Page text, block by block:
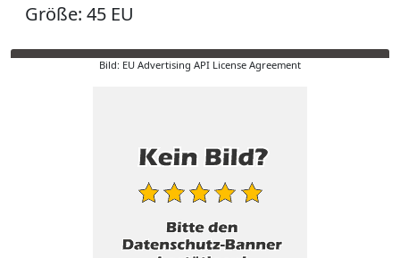
Größe: 45 EU
Bild: EU Advertising API License Agreement